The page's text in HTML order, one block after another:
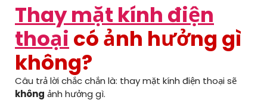
Thay mặt kính điện
thoại có ảnh hưởng gì
không?
Câu trả lời chắc chắn là: thay mặt kính điện thoại sẽ
không ảnh hưởng gì.